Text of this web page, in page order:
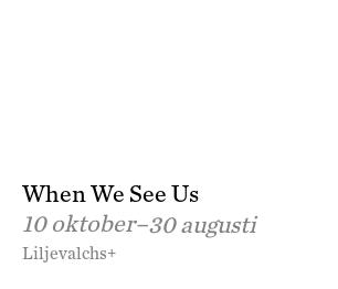
When We See Us
10 oktober–30 augusti
Liljevalchs+